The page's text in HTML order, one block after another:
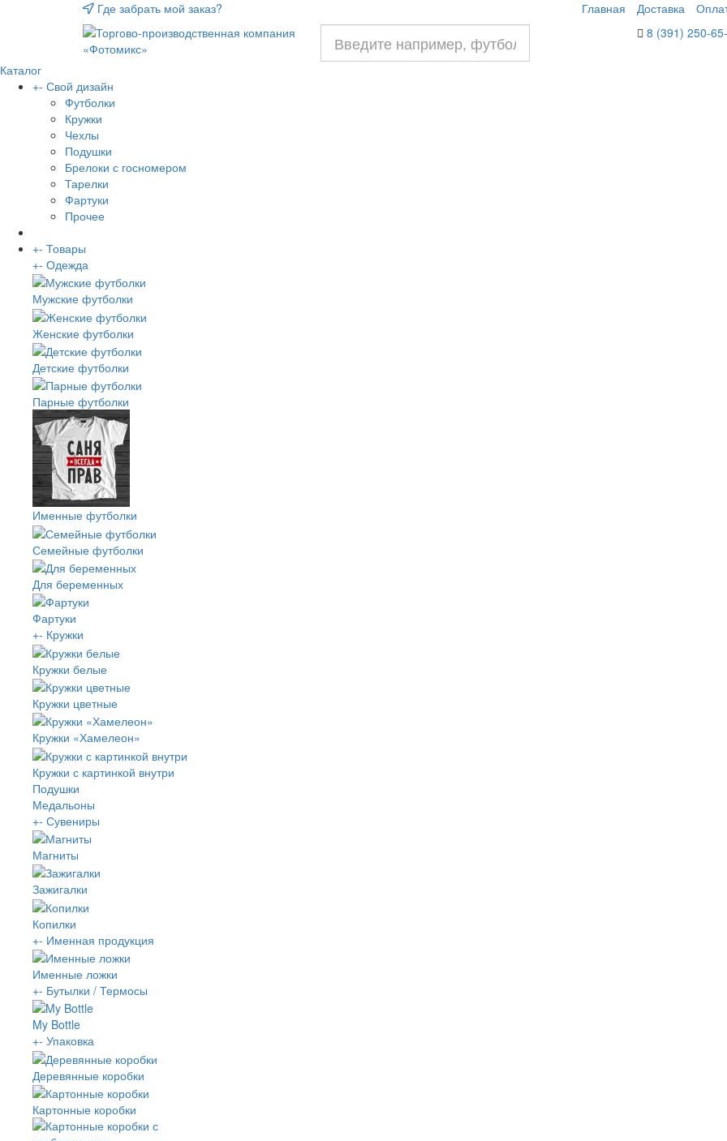
Где забрать мой заказ? Главная Доставка
8 (391) 250-
Каталог
+- Свой дизайн
Футболки
Кружки
Чехлы
Подушки
Брелоки с госномером
Тарелки
Фартуки
Прочее
+- Товары
+- Одежда
Мужские футболки
Женские футболки
Детские футболки
Парные футболки
Именные футболки
Семейные футболки
Для беременных
Фартуки
+- Кружки
Кружки белые
Кружки цветные
Кружки «Хамелеон»
Кружки с картинкой внутри
Подушки
Медальоны
+- Сувениры
Магниты
Зажигалки
Копилки
+- Именная продукция
Именные ложки
+- Бутылки / Термосы
My Bottle
+- Упаковка
Деревянные коробки
Картонные коробки